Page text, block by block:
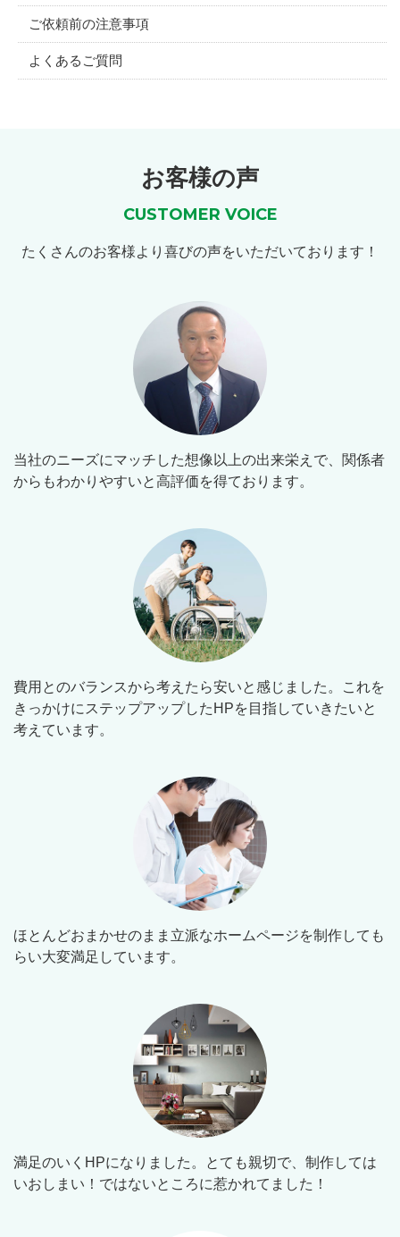
ご依頼前の注意事項
よくあるご質問
お客様の声
CUSTOMER VOICE
たくさんのお客様より喜びの声をいただいております！
当社のニーズにマッチした想像以上の出来栄えで、関係者
からもわかりやすいと高評価を得ております。
費用とのバランスから考えたら安いと感じました。これを
きっかけにステップアップしたHPを目指していきたいと
考えています。
ほとんどおまかせのまま立派なホームページを制作しても
らい大変満足しています。
満足のいくHPになりました。とても親切で、制作しては
いおしまい！ではないところに惹かれてました！